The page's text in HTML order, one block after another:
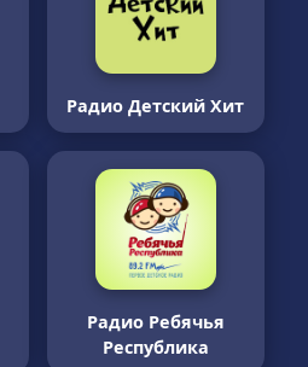
Радио Детский Хит
Радио Ребячья
Республика